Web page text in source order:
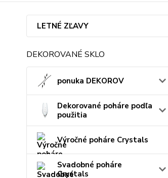
LETNÉ ZĽAVY
DEKOROVANÉ SKLO
ponuka DEKOROV
Dekorované poháre podľa
použitia
Výročné poháre Crystals
Svadobné poháre
Crystals